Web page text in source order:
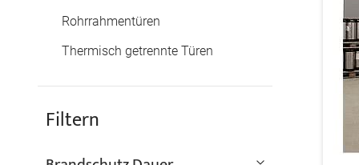
Filtern
Rohrrahmentüren
Thermisch getrennte Türen